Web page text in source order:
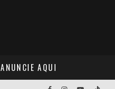
ANUNCIE AQUI